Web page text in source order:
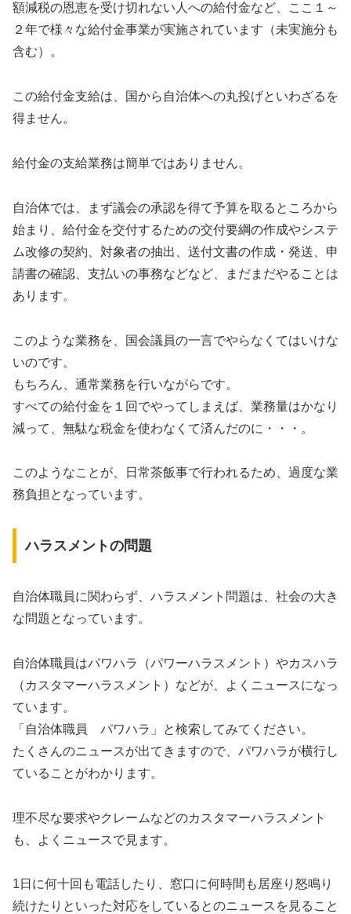
額減税の恩恵を受け切れない人への給付金など、ここ１～
２年で様々な給付金事業が実施されています（未実施分も
含む）。
この給付金支給は、国から自治体への丸投げといわざるを
得ません。
給付金の支給業務は簡単ではありません。
自治体では、まず議会の承認を得て予算を取るところから
始まり、給付金を交付するための交付要綱の作成やシステ
ム改修の契約、対象者の抽出、送付文書の作成・発送、申
請書の確認、支払いの事務などなど、まだまだやることは
あります。
このような業務を、国会議員の一言でやらなくてはいけな
いのです。
もちろん、通常業務を行いながらです。
すべての給付金を１回でやってしまえば、業務量はかなり
減って、無駄な税金を使わなくて済んだのに・・・。
このようなことが、日常茶飯事で行われるため、過度な業
務負担となっています。
ハラスメントの問題
自治体職員に関わらず、ハラスメント問題は、社会の大き
な問題となっています。
自治体職員はパワハラ（パワーハラスメント）やカスハラ
（カスタマーハラスメント）などが、よくニュースになっ
ています。
「自治体職員 パワハラ」と検索してみてください。
たくさんのニュースが出てきますので、パワハラが横行し
ていることがわかります。
理不尽な要求やクレームなどのカスタマーハラスメント
も、よくニュースで見ます。
1日に何十回も電話したり、窓口に何時間も居座り怒鳴り
続けたりといった対応をしているとのニュースを見ること